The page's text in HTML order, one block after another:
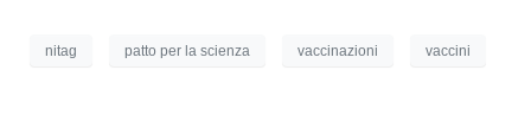
nitag patto per la scienza vaccinazioni vaccini